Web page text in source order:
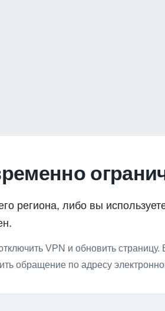
региона, либо вы
VPN и обновить
обращение по адресу